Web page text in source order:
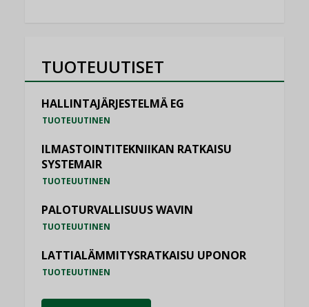
TUOTEUUTISET
HALLINTAJÄRJESTELMÄ EG
TUOTEUUTINEN
ILMASTOINTITEKNIIKAN RATKAISU
SYSTEMAIR
TUOTEUUTINEN
PALOTURVALLISUUS WAVIN
TUOTEUUTINEN
LATTIALÄMMITYSRATKAISU UPONOR
TUOTEUUTINEN